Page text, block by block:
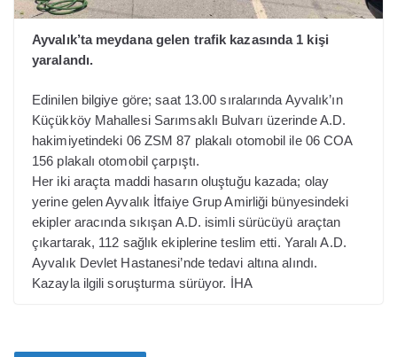
Ayvalık’ta meydana gelen trafik kazasında 1 kişi
yaralandı.
Edinilen bilgiye göre; saat 13.00 sıralarında Ayvalık’ın
Küçükköy Mahallesi Sarımsaklı Bulvarı üzerinde A.D.
hakimiyetindeki 06 ZSM 87 plakalı otomobil ile 06 COA
156 plakalı otomobil çarpıştı.
Her iki araçta maddi hasarın oluştuğu kazada; olay
yerine gelen Ayvalık İtfaiye Grup Amirliği bünyesindeki
ekipler aracında sıkışan A.D. isimli sürücüyü araçtan
çıkartarak, 112 sağlık ekiplerine teslim etti. Yaralı A.D.
Ayvalık Devlet Hastanesi’nde tedavi altına alındı.
Kazayla ilgili soruşturma sürüyor. İHA